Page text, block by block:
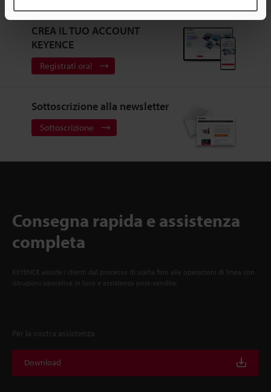
CREA IL TUO ACCOUNT
KEYENCE
Registrati ora!
Sottoscrizione alla newsletter
Sottoscrizione
Consegna rapida e assistenza
completa
KEYENCE assiste i clienti dal processo di scelta fino alle operazioni di linea con
istruzioni operative in loco e assistenza post-vendita.
Per la vostra assistenza
Download